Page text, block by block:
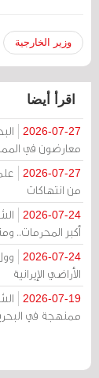
وزير الخارجية
اقرأ أيضا
2026-07-27
معارضون في
2026-07-27
من انتهاكات
2026-07-24
أكبر المحرمات..
2026-07-24
الأراضي الإيرانية
2026-07-19
ممنهجة في